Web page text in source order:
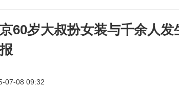
60岁大叔扮女装与千余人
07-08 09:32